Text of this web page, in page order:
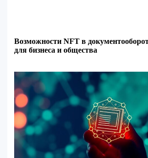
Возможности NFT в
для бизнеса и общества